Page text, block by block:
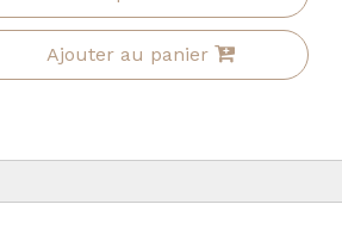
Ajouter au panier